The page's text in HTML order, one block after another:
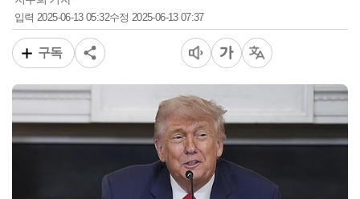
입력2025-06-13 05:32수정 2025-06-13 07:37
구독